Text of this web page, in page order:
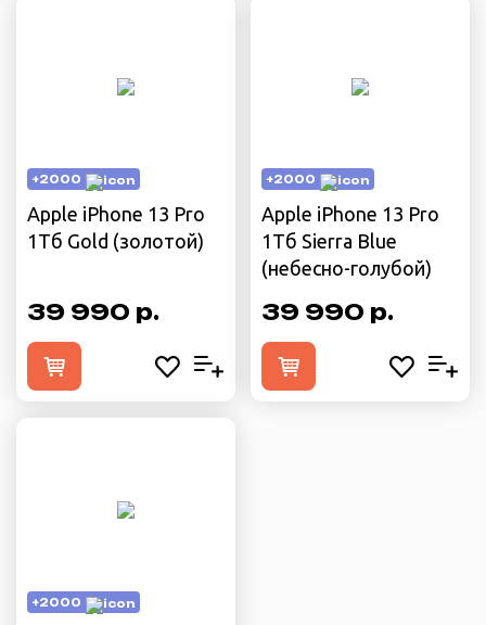
+2000
Apple iPhone 13 Pro
1Тб Gold (золотой)
39 990 р.
+2000
Apple iPhone 13 Pro
1Тб Sierra Blue
(небесно-голубой)
39 990 р.
+2000